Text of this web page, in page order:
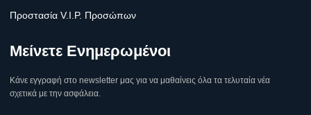
Προστασία V.I.P. Προσώπων
Μείνετε Ενημερωμένοι
Κάνε εγγραφή στο newsletter μας για να μαθαίνεις όλα τα τελυταία νέα
σχετικά με την ασφάλεια.